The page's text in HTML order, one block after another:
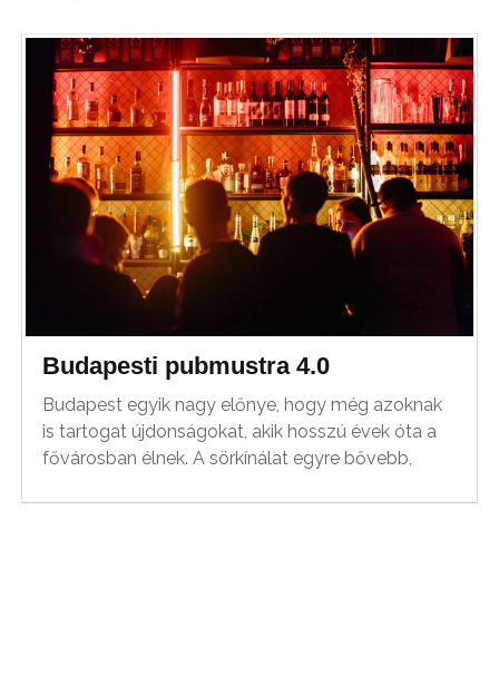
Budapesti pubmustra 4.0
Budapest egyik nagy előnye, hogy még azoknak
is tartogat újdonságokat, akik hosszú évek óta a
fővárosban élnek. A sörkínálat egyre bővebb,